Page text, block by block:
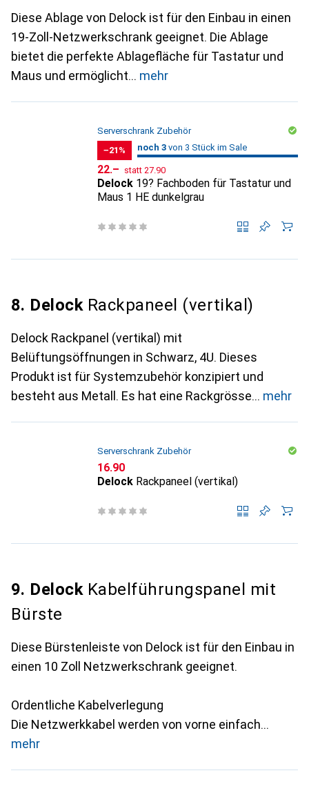
Diese Ablage von Delock ist für den Einbau in einen
19-Zoll-Netzwerkschrank geeignet. Die Ablage
bietet die perfekte Ablagefläche für Tastatur und
Maus und ermöglicht
mehr
Serverschrank Zubehör
−21%
3 / 3
3 / 3 im Sale
noch 3 von 3 Stück im Sale
CHF
22.– statt CHF
27.90
Delock 19? Fachboden für Tastatur und
Maus 1 HE dunkelgrau
8. DelockRackpaneel (vertikal)
Delock Rackpanel (vertikal) mit
Belüftungsöffnungen in Schwarz, 4U. Dieses
Produkt ist für Systemzubehör konzipiert und
besteht aus Metall. Es hat eine Rackgrösse
mehr
Serverschrank Zubehör
CHF
16.90
Delock Rackpaneel (vertikal)
9. DelockKabelführungspanel mit
Bürste
Diese Bürstenleiste von Delock ist für den Einbau in
einen 10 Zoll Netzwerkschrank geeignet.
Ordentliche Kabelverlegung
Die Netzwerkkabel werden von vorne einfach
mehr